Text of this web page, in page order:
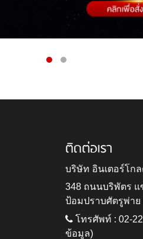
ติดต่อเรา
บริษัท อินเตอร์โก
348 ถนนบริพัตร แ
ป้อมปราบศัตรูพ่าย
โทรศัพท์ : 02-
ข้อมูล)